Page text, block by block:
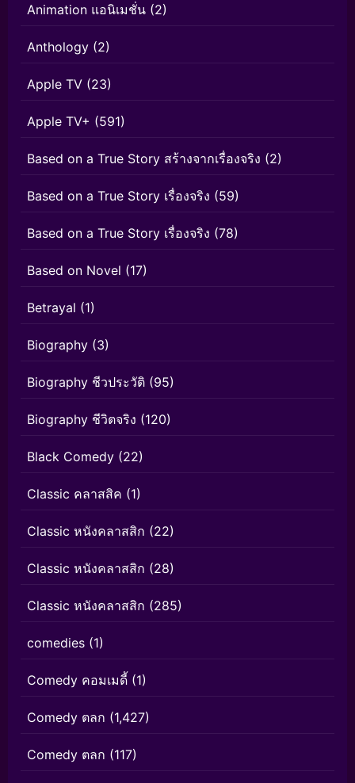
Animation แอนิเมชั่น (2)
Anthology (2)
Apple TV (23)
Apple TV+ (591)
Based on a True Story สร้างจากเรื่องจริง (2)
Based on a True Story เรื่องจริง (59)
Based on a True Story เรื่องจริง (78)
Based on Novel (17)
Betrayal (1)
Biography (3)
Biography ชีวประวัติ (95)
Biography ชีวิตจริง (120)
Black Comedy (22)
Classic คลาสสิค (1)
Classic หนังคลาสสิก (22)
Classic หนังคลาสสิก (28)
Classic หนังคลาสสิก (285)
comedies (1)
Comedy คอมเมดี้ (1)
Comedy ตลก (1,427)
Comedy ตลก (117)